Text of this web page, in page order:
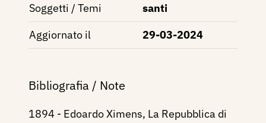
Soggetti / Temi
santi
Aggiornato il
29-03-2024
Bibliografia / Note
1894 - Edoardo Ximens, La Repubblica di